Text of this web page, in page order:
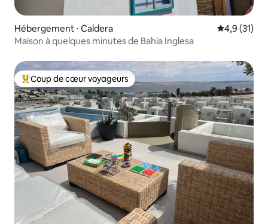
Hébergement ⋅ Caldera Évaluation
4,9 (31)
Maison à quelques minutes de Bahía Inglesa
Coups de cœur voyageurs les plus appréciés
Coup de cœur voyageurs